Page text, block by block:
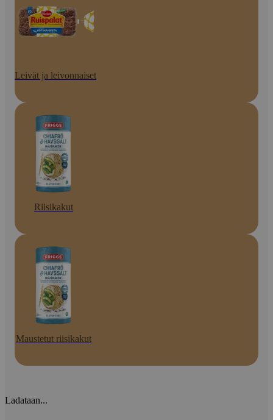
Leivät ja leivonnaiset
Riisikakut
Maustetut riisikakut
Ladataan...